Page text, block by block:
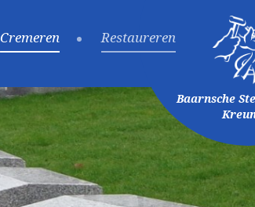
Cremeren Restaureren
Baarnsche